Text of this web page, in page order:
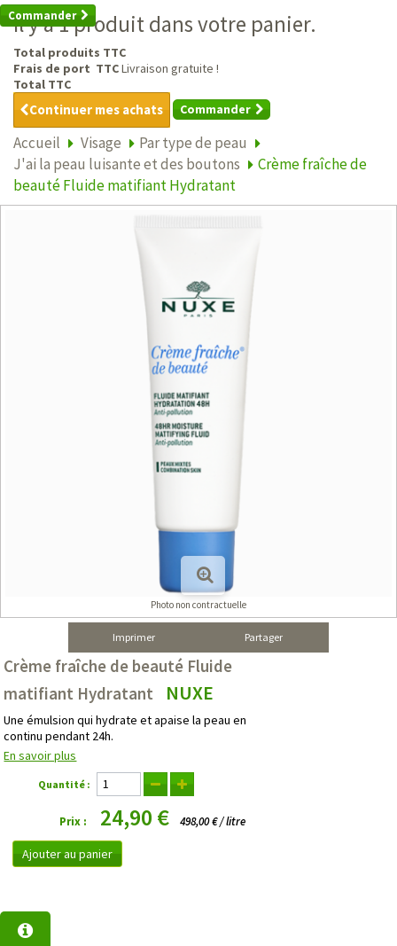
Commander
Il y a 1 produit dans votre panier.
Total produits TTC
Frais de port TTCLivraison gratuite !
Total TTC
Continuer mes achats Commander
Accueil Visage
Par type de peau
J'ai la peau luisante et des boutons
Crème fraîche de
beauté Fluide matifiant Hydratant
Photo non contractuelle
Imprimer Partager
Crème fraîche de beauté Fluide
matifiant Hydratant
NUXE
Une émulsion qui hydrate et apaise la peau en
continu pendant 24h.
En savoir plus
Quantité :
Prix : 24,90 € 498,00 € / litre
Ajouter au panier